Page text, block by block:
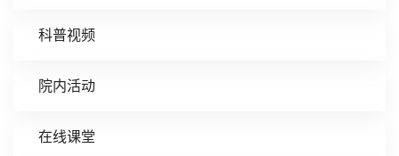
科普视频
院内活动
在线课堂